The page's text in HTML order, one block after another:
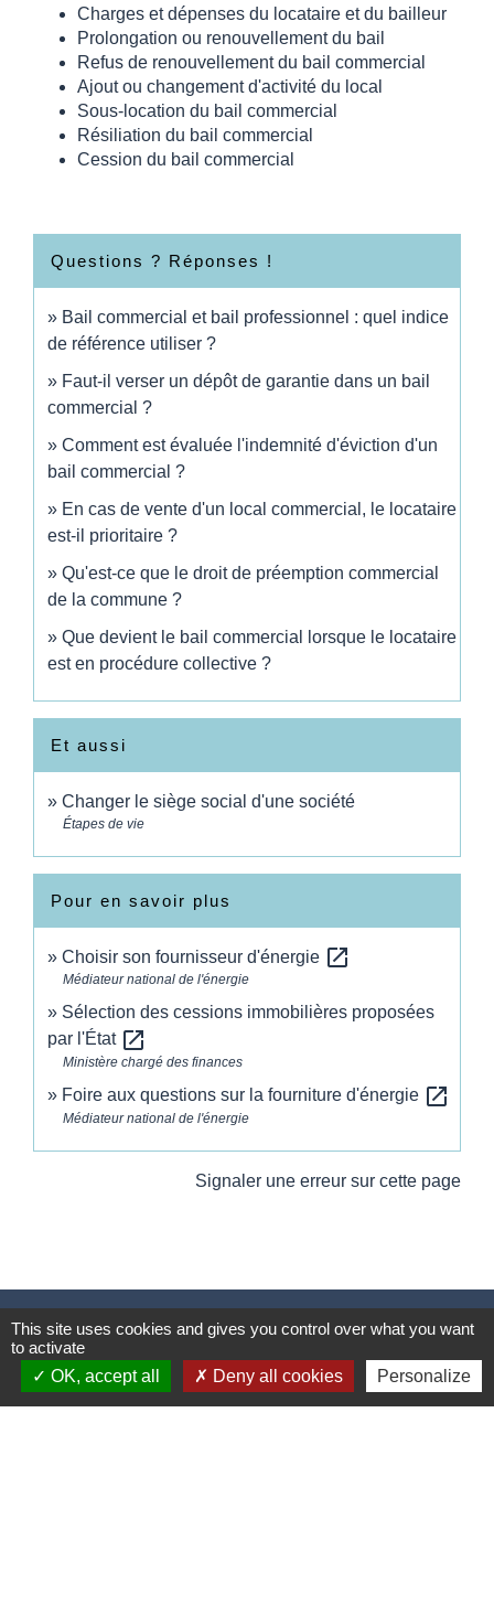
Charges et dépenses du locataire et du bailleur
Prolongation ou renouvellement du bail
Refus de renouvellement du bail commercial
Ajout ou changement d'activité du local
Sous-location du bail commercial
Résiliation du bail commercial
Cession du bail commercial
Questions ? Réponses !
Bail commercial et bail professionnel : quel indice
de référence utiliser ?
Faut-il verser un dépôt de garantie dans un bail
commercial ?
Comment est évaluée l'indemnité d'éviction d'un
bail commercial ?
En cas de vente d'un local commercial, le locataire
est-il prioritaire ?
Qu'est-ce que le droit de préemption commercial
de la commune ?
Que devient le bail commercial lorsque le locataire
est en procédure collective ?
Et aussi
Changer le siège social d'une société
Étapes de vie
Pour en savoir plus
Choisir son fournisseur d'énergie open_in_new
Médiateur national de l'énergie
Sélection des cessions immobilières proposées
par l'État open_in_new
Ministère chargé des finances
Foire aux questions sur la fourniture d'énergie open_in_new
Médiateur national de l'énergie
Signaler une erreur sur cette page
Contacts
37 Grand'Rue
68320 Wickerschwihr - FRANCE
This site uses cookies and gives you control over what you want
to activate
OK, accept all
Deny all cookies Personalize